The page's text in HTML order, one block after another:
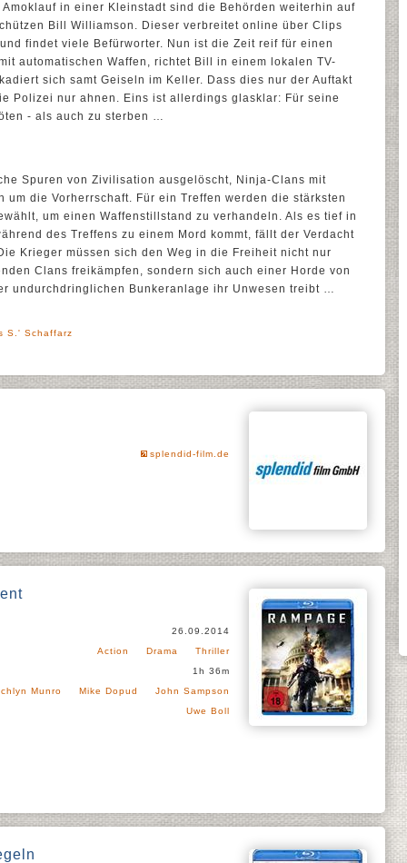
in einer Kleinstadt sind die Behörden weiterhin auf
Bill Williamson. Dieser verbreitet online über Clips
findet viele Befürworter. Nun ist die Zeit reif für einen
automatischen Waffen, richtet Bill in einem lokalen TV-
sich samt Geiseln im Keller. Dass dies nur der Auftakt
Polizei nur ahnen. Eins ist allerdings glasklar: Für seine
- als auch zu sterben …
Spuren von Zivilisation ausgelöscht, Ninja-Clans mit
die Vorherrschaft. Für ein Treffen werden die stärksten
um einen Waffenstillstand zu verhandeln. Als es tief in
des Treffens zu einem Mord kommt, fällt der Verdacht
Krieger müssen sich den Weg in die Freiheit nicht nur
Clans freikämpfen, sondern sich auch einer Horde von
undurchdringlichen Bunkeranlage ihr Unwesen treibt …
S.' Schaffarz
splendid-film.de
26.09.2014
Action
Drama
Thriller
1h 36m
Munro
Mike Dopud
John Sampson
Uwe Boll